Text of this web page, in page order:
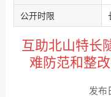
公开时限
互助北山特长
难防范和整
发